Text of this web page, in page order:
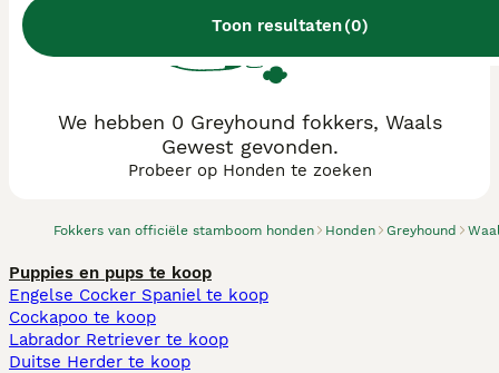
Toon resultaten(0)
Fokkers van officiële stamboom honden Honden Greyhound
We hebben 0 Greyhound fokkers, Waals
Gewest gevonden.
Probeer op Honden te zoeken
Puppies en pups te koop
Engelse Cocker Spaniel te koop
Cockapoo te koop
Labrador Retriever te koop
Duitse Herder te koop